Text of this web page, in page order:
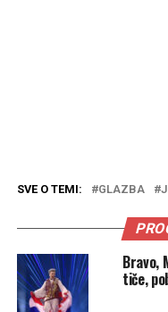
SVE O TEMI: GLAZBA
Bravo,
tiče,